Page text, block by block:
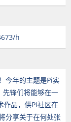
h
今年的主题是Pi实
先锋们将能够在一
作品，供Pi社区在
分享关于在何处张